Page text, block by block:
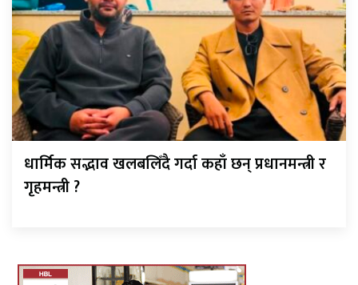
धार्मिक सद्भाव खलबलिँदै गर्दा कहाँ छन् प्रधानमन्त्री र
गृहमन्त्री ?